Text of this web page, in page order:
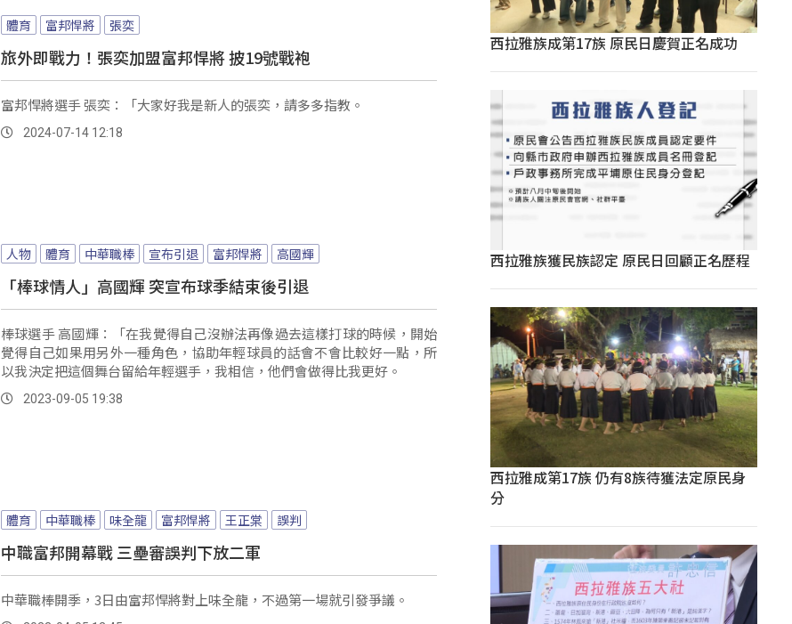
體育 富邦悍將 張奕
旅外即戰力！張奕加盟富邦悍將 披19號戰袍
富邦悍將選手 張奕：「大家好我是新人的張奕，請多多指教。
2024-07-14 12:18
人物 體育 中華職棒 宣布引退 富邦悍將 高國輝
「棒球情人」高國輝 突宣布球季結束後引退
棒球選手 高國輝：「在我覺得自己沒辦法再像過去這樣打球的時候，開始
覺得自己如果用另外一種角色，協助年輕球員的話會不會比較好一點，所
以我決定把這個舞台留給年輕選手，我相信，他們會做得比我更好。
2023-09-05 19:38
體育 中華職棒 味全龍 富邦悍將 王正棠 誤判
中職富邦開幕戰 三壘審誤判下放二軍
中華職棒開季，3日由富邦悍將對上味全龍，不過第一場就引發爭議。
西拉雅族成第17族 原民日慶賀正名成功
西拉雅族獲民族認定 原民日回顧正名歷程
西拉雅成第17族 仍有8族待獲法定原民身
分